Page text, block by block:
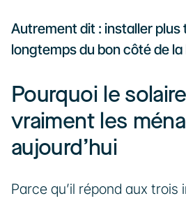
Autrement dit : installer plus
longtemps du bon côté de la
Pourquoi le
vraiment les
aujourd’hui
Parce qu’il répond aux trois